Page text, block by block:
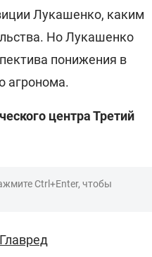
Лукашенко, каким
Но Лукашенко
понижения в
агронома.
центра Третий
Ctrl+Enter, чтобы